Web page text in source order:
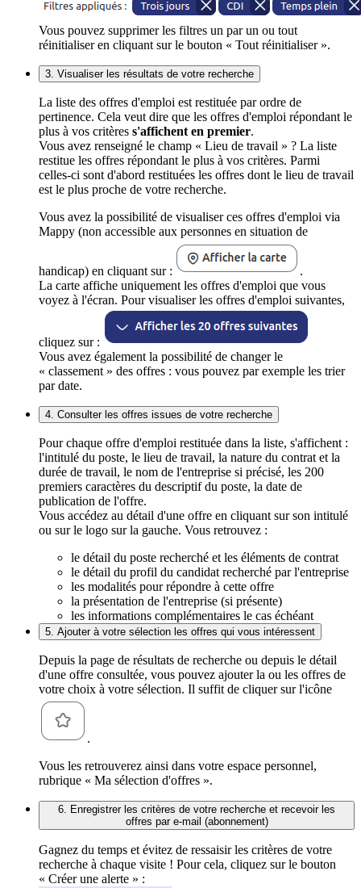
Vous pouvez supprimer les filtres un par un ou tout
réinitialiser en cliquant sur le bouton « Tout réinitialiser ».
3. Visualiser les résultats de votre recherche
La liste des offres d'emploi est restituée par ordre de
pertinence. Cela veut dire que les offres d'emploi répondant le
plus à vos critères s'affichent en premier.
Vous avez renseigné le champ « Lieu de travail » ? La liste
restitue les offres répondant le plus à vos critères. Parmi
celles-ci sont d'abord restituées les offres dont le lieu de travail
est le plus proche de votre recherche.
Vous avez la possibilité de visualiser ces offres d'emploi via
Mappy (non accessible aux personnes en situation de
handicap) en cliquant sur :
.
La carte affiche uniquement les offres d'emploi que vous
voyez à l'écran. Pour visualiser les offres d'emploi suivantes,
cliquez sur :
Vous avez également la possibilité de changer le
« classement » des offres : vous pouvez par exemple les trier
par date.
4. Consulter les offres issues de votre recherche
Pour chaque offre d'emploi restituée dans la liste, s'affichent :
l'intitulé du poste, le lieu de travail, la nature du contrat et la
durée de travail, le nom de l'entreprise si précisé, les 200
premiers caractères du descriptif du poste, la date de
publication de l'offre.
Vous accédez au détail d'une offre en cliquant sur son intitulé
ou sur le logo sur la gauche. Vous retrouvez :
le détail du poste recherché et les éléments de contrat
le détail du profil du candidat recherché par l'entreprise
les modalités pour répondre à cette offre
la présentation de l'entreprise (si présente)
les informations complémentaires le cas échéant
5. Ajouter à votre sélection les offres qui vous intéressent
Depuis la page de résultats de recherche ou depuis le détail
d'une offre consultée, vous pouvez ajouter la ou les offres de
votre choix à votre sélection. Il suffit de cliquer sur l'icône
.
Vous les retrouverez ainsi dans votre espace personnel,
rubrique « Ma sélection d'offres ».
6. Enregistrer les critères de votre recherche et recevoir les
offres par e-mail (abonnement)
Gagnez du temps et évitez de ressaisir les critères de votre
recherche à chaque visite ! Pour cela, cliquez sur le bouton
« Créer une alerte » :